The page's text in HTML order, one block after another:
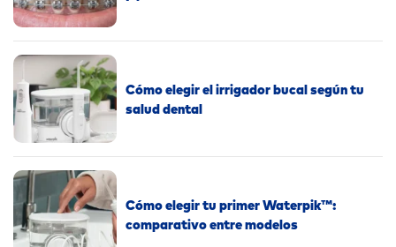
Cómo elegir el irrigador bucal según tu
salud dental
Cómo elegir tu primer Waterpik™:
comparativo entre modelos